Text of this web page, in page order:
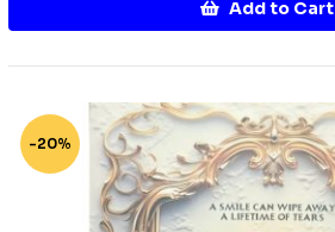
Add to Cart
-20%